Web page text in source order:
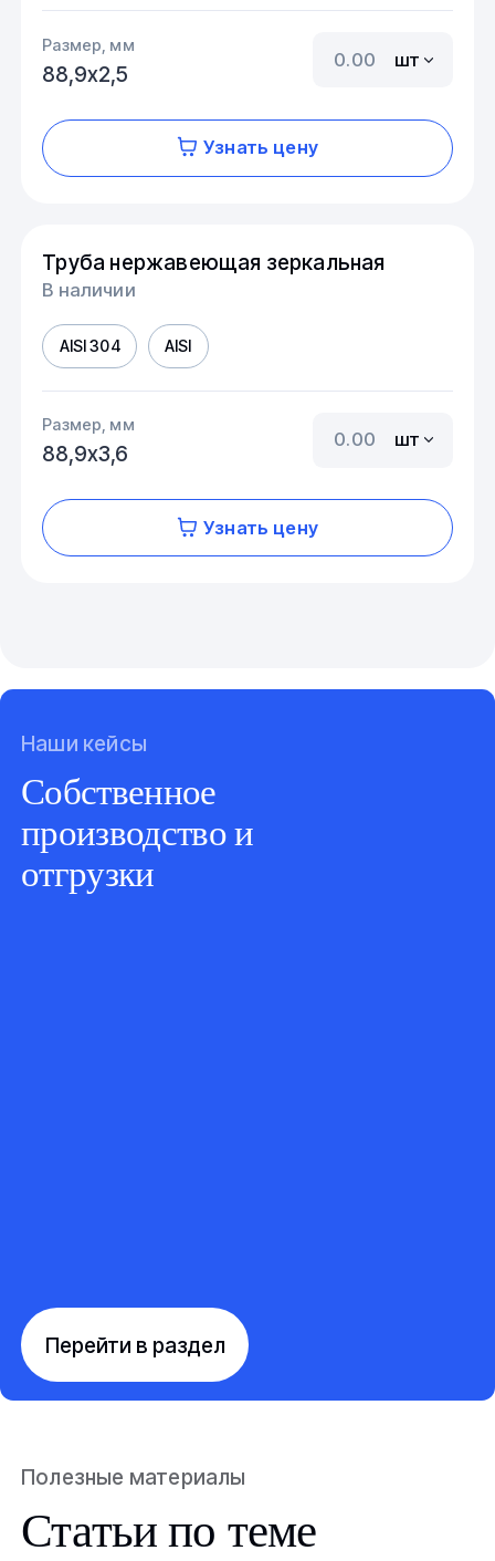
Размер, мм
88,9х2,5
шт
Узнать цену
Труба нержавеющая зеркальная
В наличии
AISI 304 AISI
Размер, мм
88,9х3,6
шт
Узнать цену
Наши кейсы
Собственное
производство и
отгрузки
Перейти в раздел
Полезные материалы
Статьи по теме